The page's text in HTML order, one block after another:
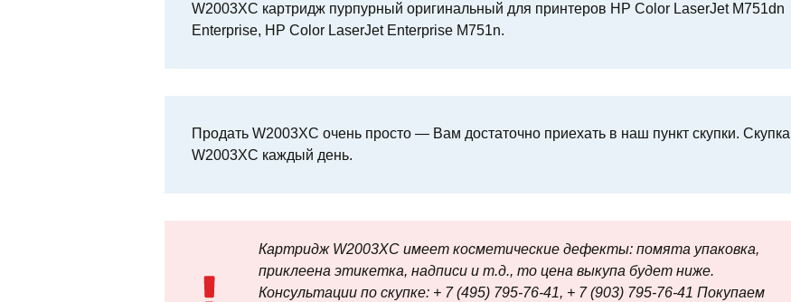
W2003XC картридж пурпурный оригинальный для принтеров HP Color LaserJet M751dn
Enterprise, HP Color LaserJet Enterprise M751n.
Продать W2003XC очень просто — Вам достаточно приехать в наш пункт скупки. Скупка
W2003XC каждый день.
Картридж W2003XC имеет косметические дефекты: помята упаковка,
приклеена этикетка, надписи и т.д., то цена выкупа будет ниже.
Консультации по скупке: + 7 (495) 795-76-41, + 7 (903) 795-76-41 Покупаем